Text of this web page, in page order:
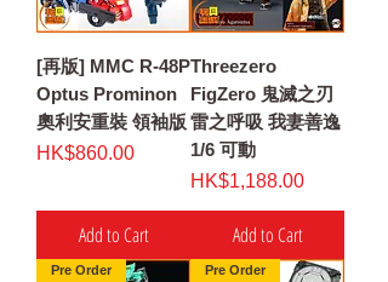
[再版] MMC R-48P
Optus Prominon
奧利安重裝 領袖版
Price
HK$860.00
Add to Cart
Threezero
FigZero 鬼滅之刃
雷之呼吸 我妻善逸
1/6 可動
Price
HK$1,188.00
Add to Cart
Pre Order Pre Order